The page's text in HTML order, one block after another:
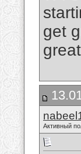
get
Активный